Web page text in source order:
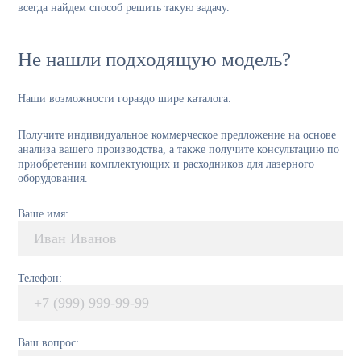
всегда найдем способ решить такую задачу.
Не нашли подходящую модель?
Наши возможности гораздо шире каталога.
Получите индивидуальное коммерческое предложение на основе
анализа вашего производства, а также получите консультацию по
приобретении комплектующих и расходников для лазерного
оборудования.
Ваше имя:
Телефон:
Ваш вопрос: